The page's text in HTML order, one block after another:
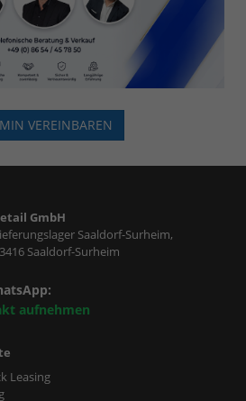
VEREINBAREN
GmbH
Saaldorf-Surheim,
Saaldorf-Surheim
aufnehmen
Leasing